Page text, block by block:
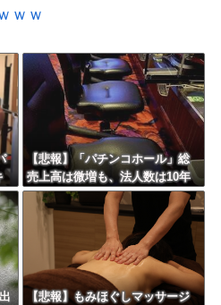
ｗｗ
【悲報】「パチンコホール」総
売上高は微増も、法人数は10年
間で半減 黒字企業割合は5年ぶ
りに7割超え
【悲報】もみほぐしマッサージ